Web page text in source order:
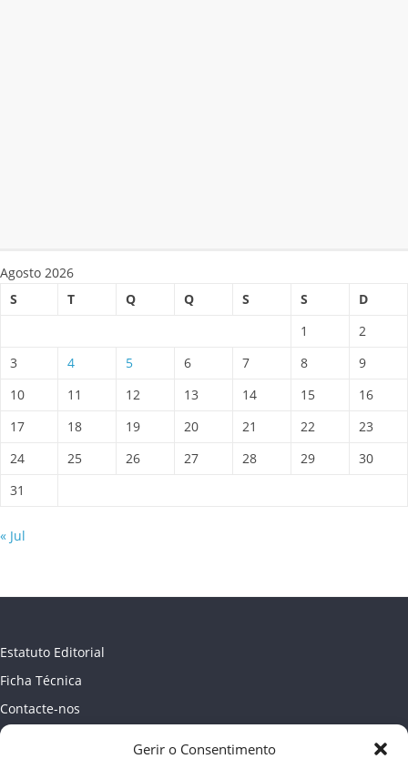
Gerir o Consentimento
Agosto 2026
S
T Q Q S S
D
1
2
3
4 5 6 7 8
9
10
11 12 13 14 15
16
17
18 19 20 21 22
23
24
25 26 27 28 29
30
31
« Jul
Estatuto Editorial
Ficha Técnica
Contacte-nos
Newsletter